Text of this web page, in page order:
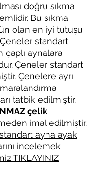
doğru sıkma
Bu sıkma
olan en iyi tutuşu
standart
çaplı aynalara
Çeneler standart
Çenelere ayrı
tatbik edilmiştir.
çelik
imal edilmiştir.
ayna ayak
incelemek
TIKLAYINIZ